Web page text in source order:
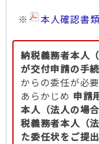
※
本人確認書
納税義務者本人
が交付申請の手
からの委任が必要
あらかじめ 申請
本人（法人の場
税義務者本人（
た委任状をご提出